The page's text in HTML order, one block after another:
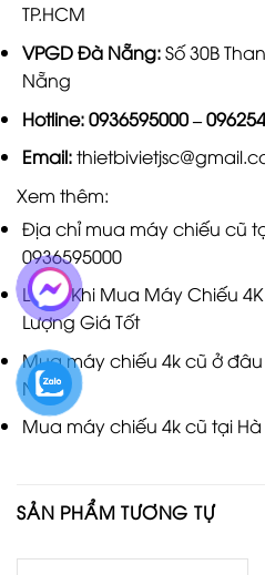
TP.HCM
VPGD Đà Nẵng:Số 30B
Nẵng
Hotline:0936595000–
Email:
Xem thêm:
Địa chỉ mua máy chiếu cũ
0936595000
Lưu Ý Khi Mua Máy Chiếu
Lượng Giá Tốt
Mua máy chiếu 4k cũ ở
Nội
Mua máy chiếu 4k cũ tại Hà
SẢN PHẨM TƯƠNG TỰ